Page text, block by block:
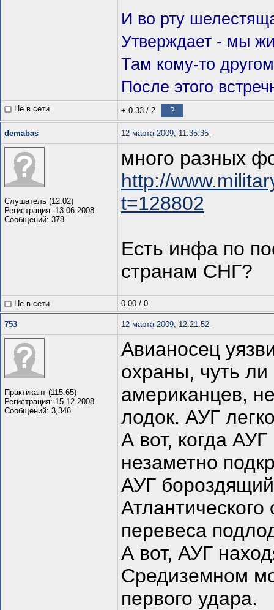
И во рту
Утверждает - мы
Там кому-то
После этого
Не в сети + 0.33 / 2 ?
demabas 12 марта 2009, 11:35:35
Слушатель (12.02)
Регистрация: 13.06.2008
Сообщений: 378
много разных
http://
t=128802
Есть инфа по
странам СНГ?
Не в сети 0.00 / 0
753 12 марта 2009, 12:21:52
Практикант (115.65)
Регистрация: 15.12.2008
Сообщений: 3,346
Авианосец
охраны, чуть
американцев,
лодок. АУГ
А вот, когда
незаметно
АУГ
перевеса
А вот, АУГ
Средиземном
первого удара.